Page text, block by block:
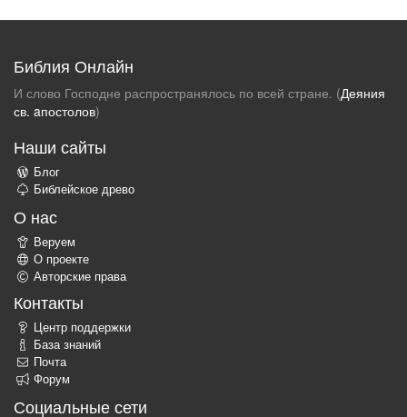
Библия Онлайн
И слово Господне распространялось по всей стране. (Деяния
св. aпостолов)
Наши сайты
Блог
Библейское древо
О нас
Веруем
О проекте
Авторские права
Контакты
Центр поддержки
База знаний
Почта
Форум
Социальные сети